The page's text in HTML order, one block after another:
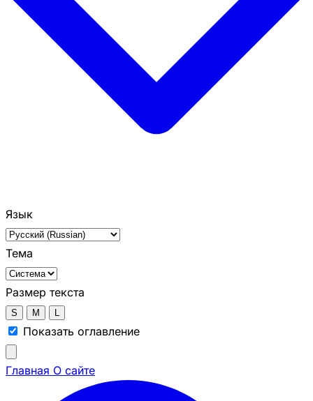
Язык
Тема
Размер текста
S M L
Показать оглавление
Главная О сайте